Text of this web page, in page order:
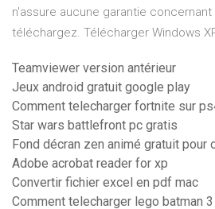
n'assure aucune garantie
téléchargez. Télécharger Windows
Teamviewer version antérieur
Jeux android gratuit google play
Comment telecharger fortnite sur
Star wars battlefront pc gratis
Fond décran zen animé gratuit pour
Adobe acrobat reader for xp
Convertir fichier excel en pdf mac
Comment telecharger lego batman